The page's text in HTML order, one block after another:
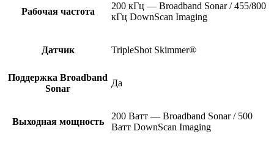
Рабочая частота
200 кГц — Broadband Sonar / 455/800
кГц DownScan Imaging
Датчик TripleShot Skimmer®
Поддержка Broadband
Sonar
Да
Выходная мощность
200 Ватт — Broadband Sonar / 500
Ватт DownScan Imaging